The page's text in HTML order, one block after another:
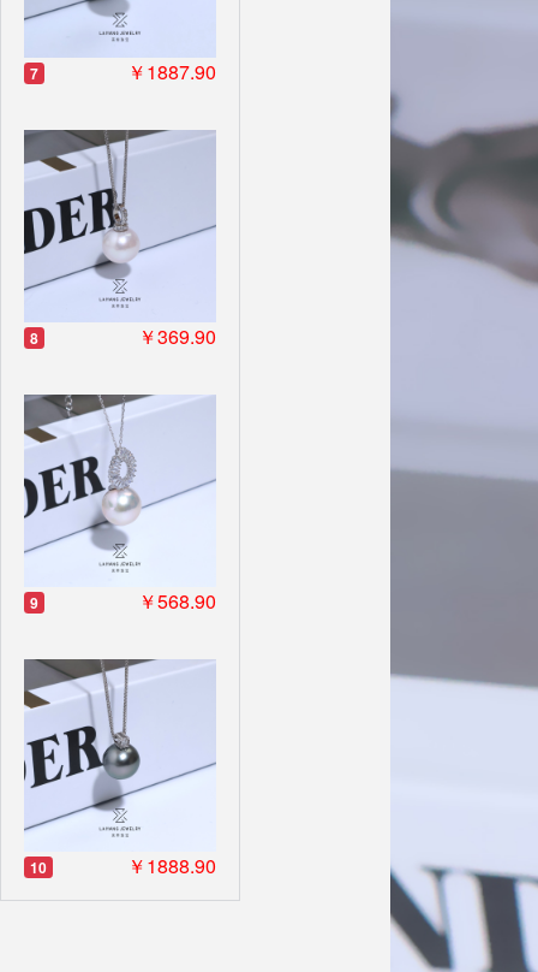
7 ￥1887.90
8 ￥369.90
9 ￥568.90
10 ￥1888.90